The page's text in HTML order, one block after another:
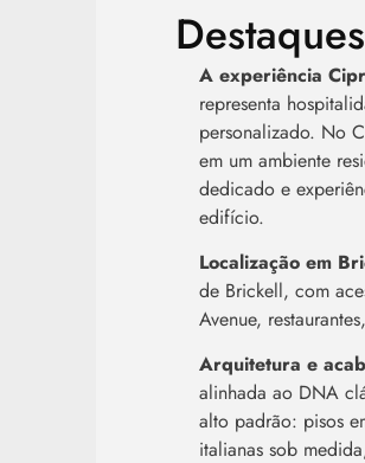
A experiência
representa
personalizado. No
em um ambiente
dedicado e
edifício.
Localização em
de Brickell, com
Avenue,
Arquitetura e
alinhada ao DNA
alto padrão: pisos
italianas sob